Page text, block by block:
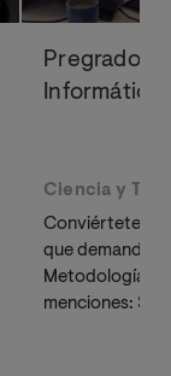
Pregrado
Informática
Ciencia y
Conviértete en
que demanda
Metodología
menciones: